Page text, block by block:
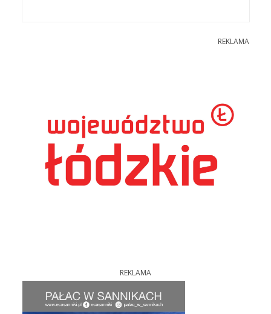
REKLAMA
REKLAMA